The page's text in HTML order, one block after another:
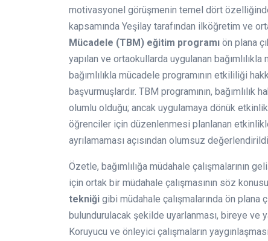
motivasyonel görüşmenin temel dört
kapsamında Yeşilay tarafından ilköğretim ve
Mücadele (TBM) eğitim programı ön plana
yapılan ve ortaokullarda uygulanan
bağımlılıkla mücadele programının etkililiği
başvurmuşlardır. TBM programının, bağımlılık
olumlu olduğu; ancak uygulamaya dönük
öğrenciler için düzenlenmesi planlanan
ayrılamaması açısından olumsuz
Özetle, bağımlılığa müdahale çalışmalarının
için ortak bir müdahale çalışmasının söz
tekniği gibi müdahale çalışmalarında ön
bulundurulacak şekilde uyarlanması, bireye ve
Koruyucu ve önleyici çalışmaların